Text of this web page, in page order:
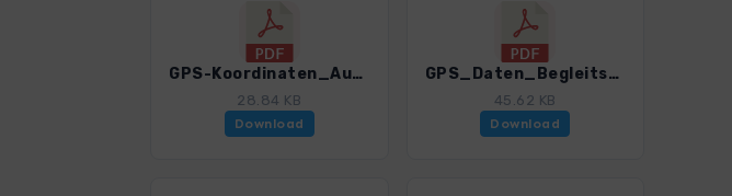
GPS-Koordinaten_Ausgangspunkte_WF_Menorca_0259_2.pdf
28.84 KB
Download
GPS_Daten_Begleitschreiben_Menorca_0259_2.pdf
45.62 KB
Download